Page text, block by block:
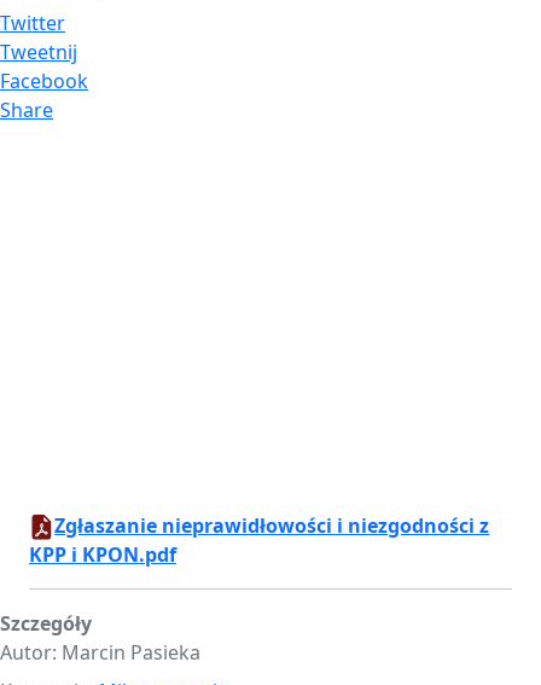
Twitter
Tweetnij
Facebook
Share
Zgłaszanie nieprawidłowości i niezgodności z
KPP i KPON.pdf
Szczegóły
Autor: Marcin Pasieka